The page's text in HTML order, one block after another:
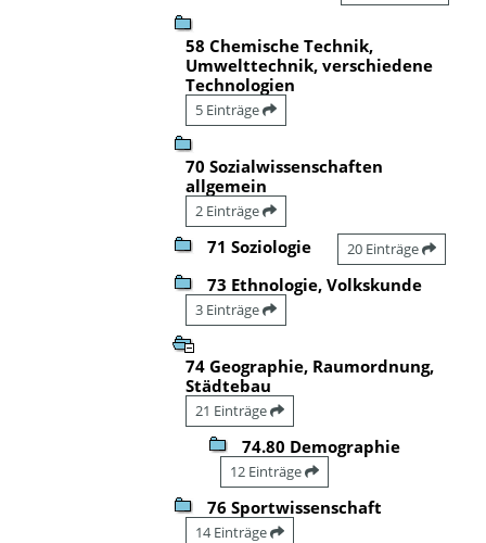
58 Chemische Technik,
Umwelttechnik, verschiedene
Technologien
5 Einträge
70 Sozialwissenschaften
allgemein
2 Einträge
71 Soziologie 20 Einträge
73 Ethnologie, Volkskunde
3 Einträge
74 Geographie, Raumordnung,
Städtebau
21 Einträge
74.80 Demographie
12 Einträge
76 Sportwissenschaft
14 Einträge